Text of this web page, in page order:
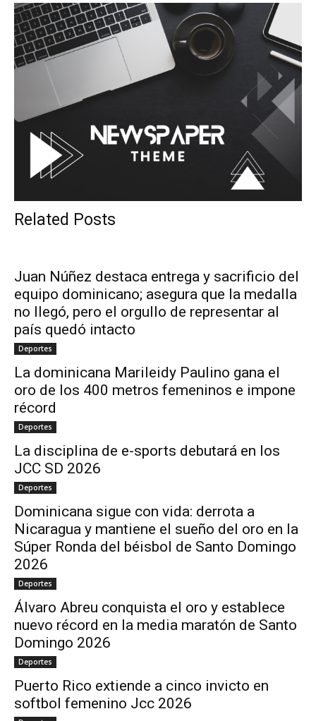
Related Posts
Juan Núñez destaca entrega y sacrificio del
equipo dominicano; asegura que la medalla
no llegó, pero el orgullo de representar al
país quedó intacto
Deportes
La dominicana Marileidy Paulino gana el
oro de los 400 metros femeninos e impone
récord
Deportes
La disciplina de e-sports debutará en los
JCC SD 2026
Deportes
Dominicana sigue con vida: derrota a
Nicaragua y mantiene el sueño del oro en la
Súper Ronda del béisbol de Santo Domingo
2026
Deportes
Álvaro Abreu conquista el oro y establece
nuevo récord en la media maratón de Santo
Domingo 2026
Deportes
Puerto Rico extiende a cinco invicto en
softbol femenino Jcc 2026